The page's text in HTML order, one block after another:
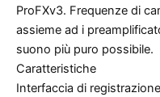
ProFXv3. Frequenze di
assieme ad i
suono più puro possibile.
Caratteristiche
Interfaccia di